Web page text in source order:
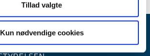
Tillad valgte
Kun nødvendige cookies